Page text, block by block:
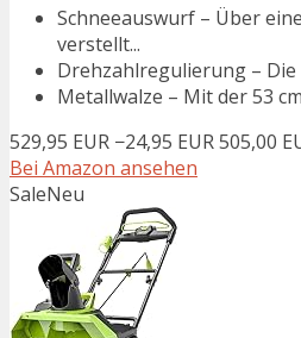
Schneeauswurf – Über
verstellt...
Drehzahlregulierung –
Metallwalze – Mit der 53
529,95 EUR −24,95 EUR505,00
Bei Amazon ansehen
SaleNeu